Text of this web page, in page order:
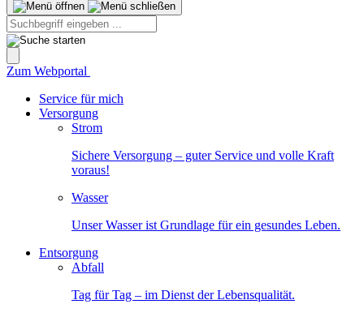
Zum Webportal
Service für mich
Versorgung
Strom
Sichere Versorgung – guter Service und volle Kraft
voraus!
Wasser
Unser Wasser ist Grundlage für ein gesundes Leben.
Entsorgung
Abfall
Tag für Tag – im Dienst der Lebensqualität.